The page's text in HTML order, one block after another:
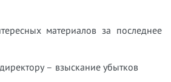
материалов за последнее
– взыскание убытков